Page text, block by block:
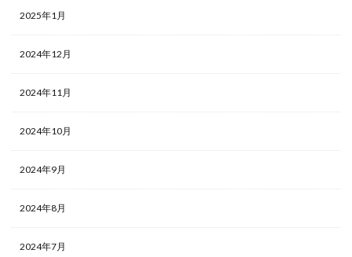
2025年1月
2024年12月
2024年11月
2024年10月
2024年9月
2024年8月
2024年7月